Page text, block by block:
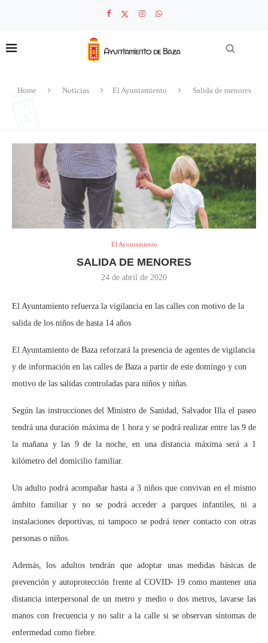
Home Noticias El Ayuntamiento Salida de menores
El Ayuntamiento
SALIDA DE MENORES
24 de abril de 2020
El Ayuntamiento refuerza la vigilancia en las calles con motivo de la
salida de los niños de hasta 14 años
El Ayuntamiento de Baza reforzará la presencia de agentes de vigilancia
y de información en las calles de Baza a partir de este domingo y con
motivo de las salidas controladas para niños y niñas.
Según las instrucciones del Ministro de Sanidad, Salvador Illa el paseo
tendrá una duración máxima de 1 hora y se podrá realizar entre las 9 de
la mañana y las 9 de la noche, en una distancia máxima será a 1
kilómetro del domicilio familiar.
Un adulto podrá acompañar hasta a 3 niños que convivan en el mismo
ámbito familiar y no se podrá acceder a parques infantiles, ni a
instalaciones deportivas, ni tampoco se podrá tener contacto con otras
personas o niños.
Además, los adultos tendrán que adoptar unas medidas básicas de
prevención y autoprotección frente al COVID- 19 como mantener una
distancia interpersonal de un metro y medio o dos metros, lavarse las
manos con frecuencia y no salir a la calle si se observan síntomas de
enfermedad como fiebre.